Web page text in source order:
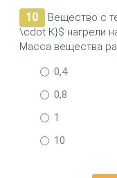
10
Вещество с
\cdot К}$ нагрели
Масса вещества
0,4
0,8
1
10